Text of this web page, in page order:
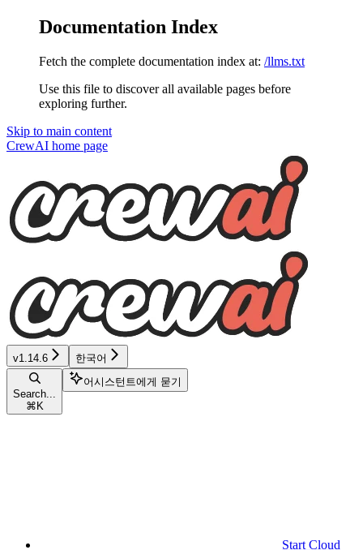
Documentation Index
Fetch the complete documentation index at: /llms.txt
Use this file to discover all available pages before
exploring further.
Skip to main content
CrewAI home page
v1.14.6 한국어
Search...
⌘ K
어시스턴트에게 묻기
Start Cloud